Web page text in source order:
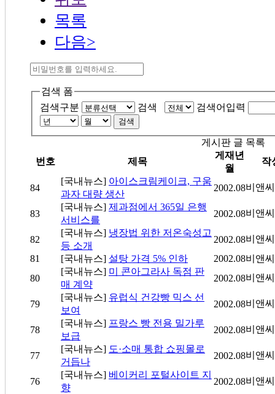
목록
다음>
검색 폼
검색구분
검색 검색어입력
검색
게시판 글 목록
번호
제목
게재년
월
작
84
[국내뉴스] 아이스크림케이크, 구움
과자 대량 생산
2002.08비앤
83
[국내뉴스] 제과점에서 365일 은행
서비스를
2002.08비앤
82
[국내뉴스] 냉장법 위한 저온숙성고
등 소개
2002.08비앤
81
[국내뉴스] 설탕 가격 5% 인하 2002.08비앤
80
[국내뉴스] 미 콘아그라사 독점 판
매 계약
2002.08비앤
79
[국내뉴스] 유럽식 건강빵 믹스 선
보여
2002.08비앤
78
[국내뉴스] 프랑스 빵 전용 밀가루
보급
2002.08비앤
77
[국내뉴스] 도·소매 통합 쇼핑몰로
거듭나
2002.08비앤
76
[국내뉴스] 베이커리 포털사이트 지
향
2002.08비앤